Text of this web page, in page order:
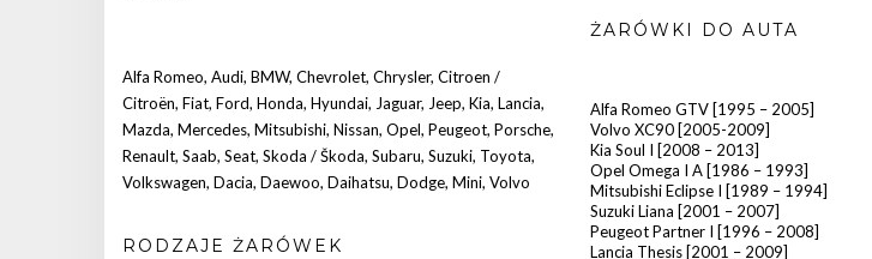
Alfa Romeo, Audi, BMW, Chevrolet, Chrysler, Citroen /
Citroën, Fiat, Ford, Honda, Hyundai, Jaguar, Jeep, Kia, Lancia,
Mazda, Mercedes, Mitsubishi, Nissan, Opel, Peugeot, Porsche,
Renault, Saab, Seat, Skoda / Škoda, Subaru, Suzuki, Toyota,
Volkswagen, Dacia, Daewoo, Daihatsu, Dodge, Mini, Volvo
RODZAJE ŻARÓWEK
ŻARÓWKI DO AUTA
Alfa Romeo GTV [1995 – 2005]
Volvo XC90 [2005-2009]
Kia Soul I [2008 – 2013]
Opel Omega I A [1986 – 1993]
Mitsubishi Eclipse I [1989 – 1994]
Suzuki Liana [2001 – 2007]
Peugeot Partner I [1996 – 2008]
Lancia Thesis [2001 – 2009]